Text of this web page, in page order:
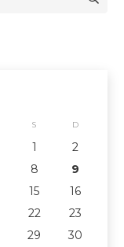
S D
1
2
8
9
15
16
22
23
29
30